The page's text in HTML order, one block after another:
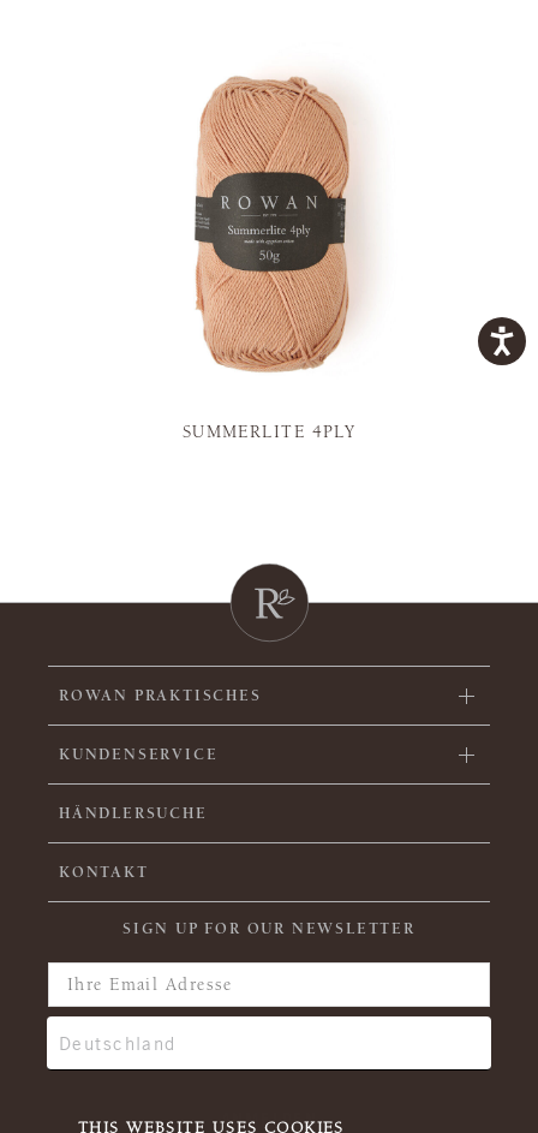
THIS WEBSITE USES COOKIES
SUMMERLITE 4PLY
ROWAN PRAKTISCHES
KUNDENSERVICE
HÄNDLERSUCHE
KONTAKT
SIGN UP FOR OUR NEWSLETTER